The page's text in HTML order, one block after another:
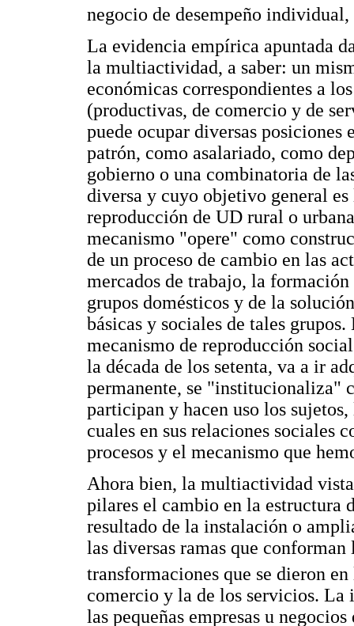
negocio de desempeño individual,
La evidencia empírica apuntada
la multiactividad, a saber: un
económicas correspondientes a
(productivas, de comercio y de
puede ocupar diversas
patrón, como asalariado, como
gobierno o una combinatoria de
diversa y cuyo objetivo general
reproducción de UD rural o
mecanismo "opere" como
de un proceso de cambio en las
mercados de trabajo, la
grupos domésticos y de la
básicas y sociales de tales
mecanismo de reproducción
la década de los setenta, va a ir
permanente, se "institucionaliza"
participan y hacen uso los
cuales en sus relaciones sociales
procesos y el mecanismo que
Ahora bien, la multiactividad
pilares el cambio en la estructura
resultado de la instalación o
las diversas ramas que
transformaciones que se dieron
comercio y la de los servicios.
las pequeñas empresas u